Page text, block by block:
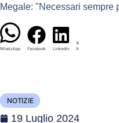
Megale: "Necessari sempre
WhatsApp Facebook LinkedIn X
NOTIZIE
19 Luglio 2024